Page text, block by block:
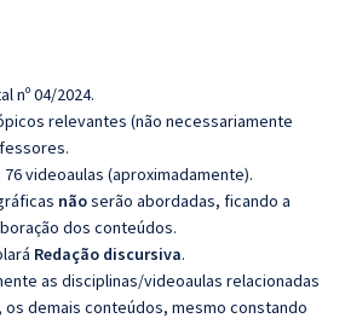
nº 04/2024.
relevantes (não necessariamente
videoaulas (aproximadamente).
nãoserão abordadas, ficando a
dos conteúdos.
Redação discursiva.
as disciplinas/videoaulas relacionadas
demais conteúdos, mesmo constando